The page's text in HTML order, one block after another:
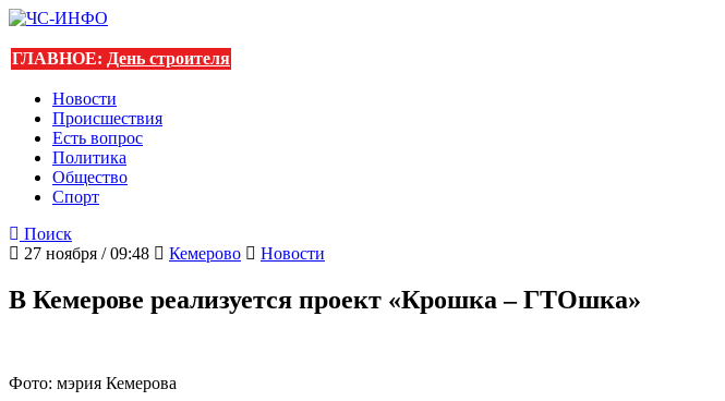
ГЛАВНОЕ: День строителя
Новости
Происшествия
Есть вопрос
Политика
Общество
Спорт
Поиск
27 ноября / 09:48
Кемерово Новости
В Кемерове реализуется проект «Крошка – ГТОшка»
Фото: мэрия Кемерова